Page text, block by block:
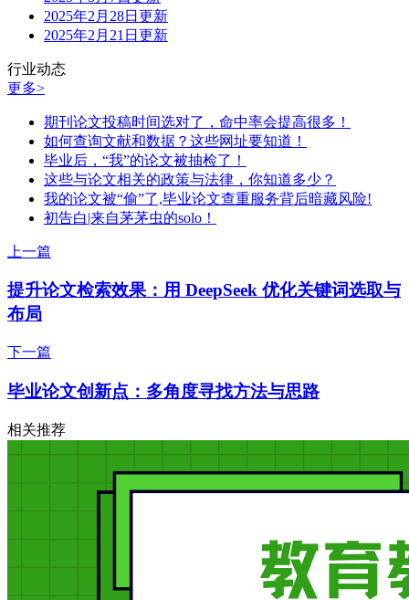
2025年2月28日更新
2025年2月21日更新
行业动态
更多>
期刊论文投稿时间选对了，命中率会提高很多！
如何查询文献和数据？这些网址要知道！
毕业后，“我”的论文被抽检了！
这些与论文相关的政策与法律，你知道多少？
我的论文被“偷”了,毕业论文查重服务背后暗藏风险!
初告白|来自茅茅虫的solo！
上一篇
提升论文检索效果：用 DeepSeek 优化关键词选取与
布局
下一篇
毕业论文创新点：多角度寻找方法与思路
相关推荐